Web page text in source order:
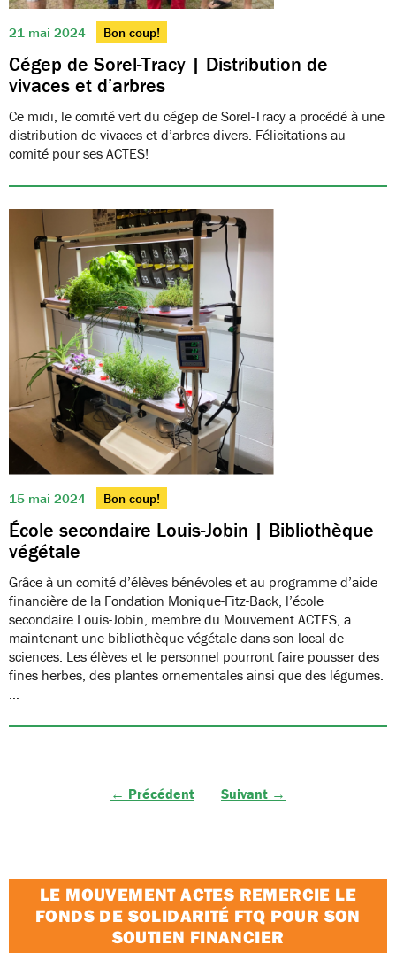
21 mai 2024 Bon coup!
Cégep de Sorel-Tracy | Distribution de
vivaces et d’arbres
Ce midi, le comité vert du cégep de Sorel-Tracy a procédé à une
distribution de vivaces et d’arbres divers. Félicitations au
comité pour ses ACTES!
15 mai 2024 Bon coup!
École secondaire Louis-Jobin | Bibliothèque
végétale
Grâce à un comité d’élèves bénévoles et au programme d’aide
financière de la Fondation Monique-Fitz-Back, l’école
secondaire Louis-Jobin, membre du Mouvement ACTES, a
maintenant une bibliothèque végétale dans son local de
sciences. Les élèves et le personnel pourront faire pousser des
fines herbes, des plantes ornementales ainsi que des légumes.
← Précédent Suivant →
LE MOUVEMENT ACTES REMERCIE LE
FONDS DE SOLIDARITÉ FTQ POUR SON
SOUTIEN FINANCIER